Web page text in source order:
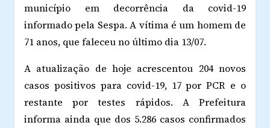
município em decorrência da covid-19
informado pela Sespa. A vítima é um homem de
71 anos, que faleceu no último dia 13/07.
A atualização de hoje acrescentou 204 novos
casos positivos para covid-19, 17 por PCR e o
restante por testes rápidos. A Prefeitura
informa ainda que dos 5.286 casos confirmados